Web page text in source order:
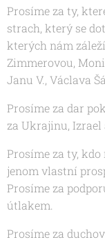
Prosíme za ty,
strach, který se
kterých nám
Zimmerovou,
Janu V., Václava
Prosíme za dar
za Ukrajinu, Izrael
Prosíme za ty,
jenom vlastní
Prosíme za
útlakem.
Prosíme za